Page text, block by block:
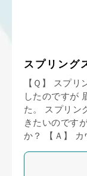
スプリング
【Ｑ】 スプ
したのですが
た。 スプリン
きたいのです
か？ 【Ａ】